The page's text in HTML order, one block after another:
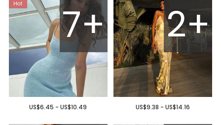
7+
US$6.45 - US$10.49
2+
US$9.38 - US$14.16